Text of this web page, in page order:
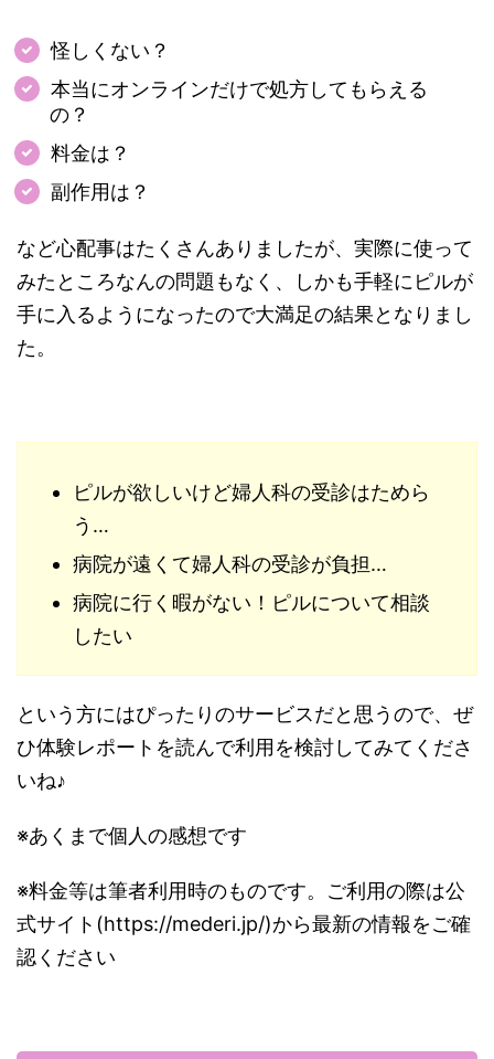
怪しくない？
本当にオンラインだけで処方してもらえる
の？
料金は？
副作用は？
など心配事はたくさんありましたが、実際に使って
みたところなんの問題もなく、しかも手軽にピルが
手に入るようになったので大満足の結果となりまし
た。
ピルが欲しいけど婦人科の受診はためら
う…
病院が遠くて婦人科の受診が負担…
病院に行く暇がない！ピルについて相談
したい
という方にはぴったりのサービスだと思うので、ぜ
ひ体験レポートを読んで利用を検討してみてくださ
いね♪
※あくまで個人の感想です
※料金等は筆者利用時のものです。ご利用の際は公
式サイト(https://mederi.jp/)から最新の情報をご確
認ください